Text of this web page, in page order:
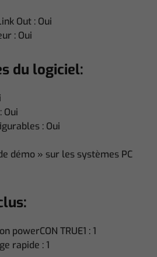
Out : Oui
: Oui
du logiciel:
Oui
: Oui
démo » sur les systèmes PC
powerCON TRUE1 : 1
rapide : 1